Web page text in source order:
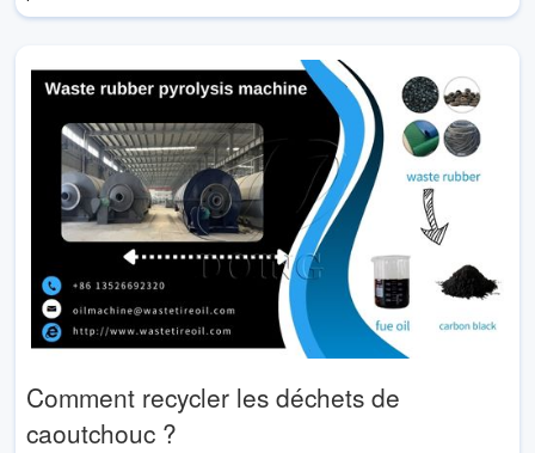
Comment recycler les déchets de
caoutchouc ?